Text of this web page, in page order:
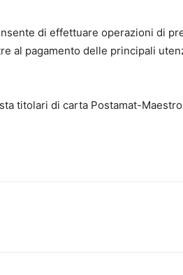
di effettuare operazioni di
al pagamento delle principali
titolari di carta Postamat-